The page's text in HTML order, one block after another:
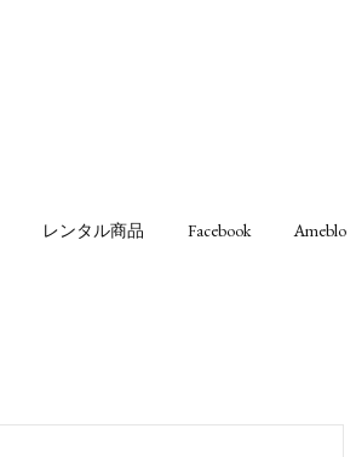
レンタル商品 Facebook Ameblo